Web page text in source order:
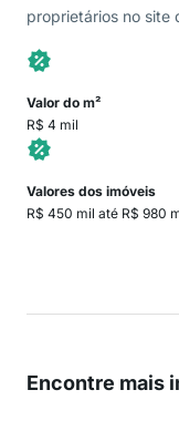
proprietários no site
Valor do m²
R$ 4 mil
Valores dos imóveis
R$ 450 mil até R$ 980
Encontre mais